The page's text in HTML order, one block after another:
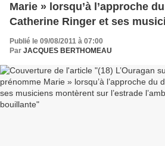
Marie » lorsqu’à l’approche
Catherine Ringer et ses
sur l’estrade l’ambiance était
Publié le 09/08/2011 à 07:00
Par JACQUES BERTHOMEAU